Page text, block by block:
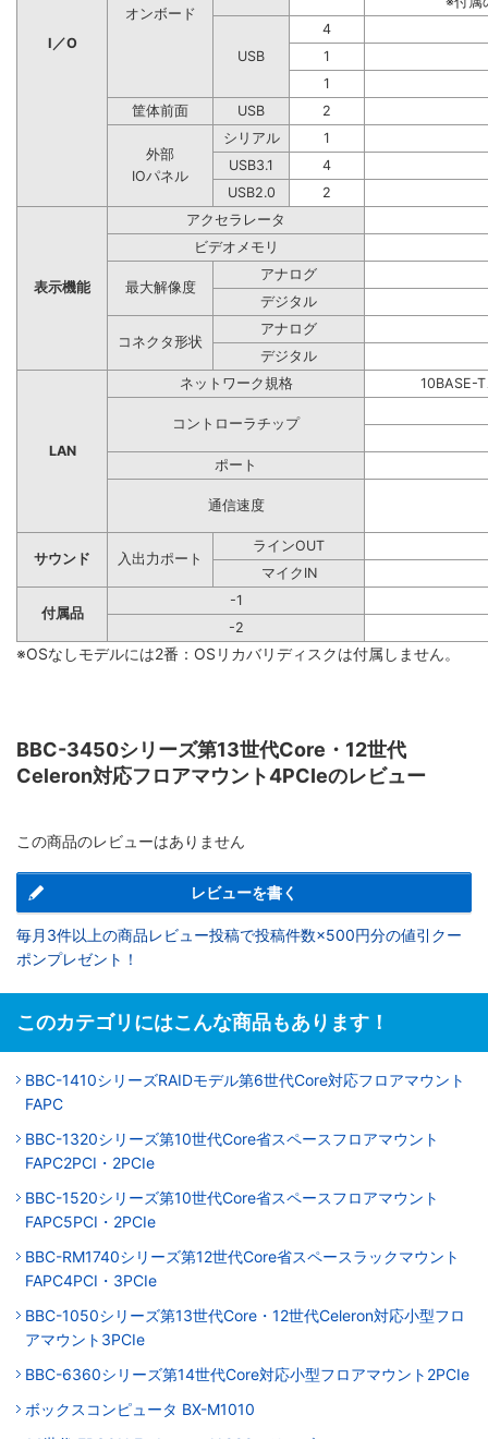
I／O
オンボード
USB
4
1
1
筐体前面
USB 2
外部
IOパネル
シリアル
1
USB3.1
4
USB2.0
2
表示機能
アクセラレータ
ビデオメモリ
最大解像度
アナログ
デジタル
コネクタ形状
アナログ
デジタル
LAN
ネットワーク規格 10BASE-
コントローラチップ
ポート
通信速度
サウンド 入出力ポート
ラインOUT
マイクIN
付属品
-1
-2
※OSなしモデルには2番：OSリカバリディスクは付属しません。
BBC-3450シリーズ第13世代Core・12世代
Celeron対応フロアマウント4PCIeのレビュー
この商品のレビューはありません
レビューを書く
毎月3件以上の商品レビュー投稿で投稿件数×500円分の値引クー
ポンプレゼント！
このカテゴリにはこんな商品もあります！
BBC-1410シリーズRAIDモデル第6世代Core対応フロアマウント
FAPC
BBC-1320シリーズ第10世代Core省スペースフロアマウント
FAPC2PCI・2PCIe
BBC-1520シリーズ第10世代Core省スペースフロアマウント
FAPC5PCI・2PCIe
BBC-RM1740シリーズ第12世代Core省スペースラックマウント
FAPC4PCI・3PCIe
BBC-1050シリーズ第13世代Core・12世代Celeron対応小型フロ
アマウント3PCIe
BBC-6360シリーズ第14世代Core対応小型フロアマウント2PCIe
ボックスコンピュータ BX-M1010